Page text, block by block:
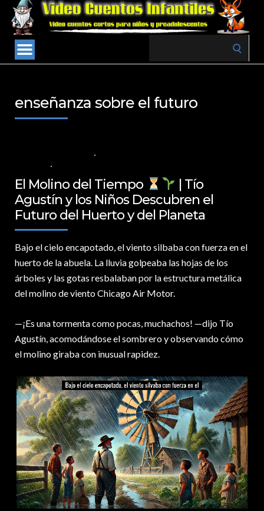
enseñanza sobre el futuro
El Molino del Tiempo
| Tío
Agustín y los Niños Descubren el
Futuro del Huerto y del Planeta
Bajo el cielo encapotado,el viento silbaba con fuerza en el
huerto de la abuela. La lluvia golpeaba las hojas de los
árboles y las gotas resbalaban por la estructura metálica
del molino de viento Chicago Air Motor.
—¡Es una tormenta como pocas, muchachos! —dijo Tío
Agustín, acomodándose el sombrero y observando cómo
el molino giraba con inusual rapidez.